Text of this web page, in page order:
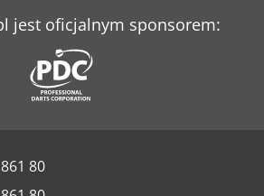
jest oficjalnym sponsorem:
80